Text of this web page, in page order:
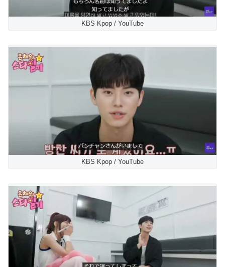
KBS Kpop / YouTube
KBS Kpop / YouTube